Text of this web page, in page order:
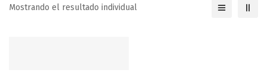
Mostrando el resultado individual